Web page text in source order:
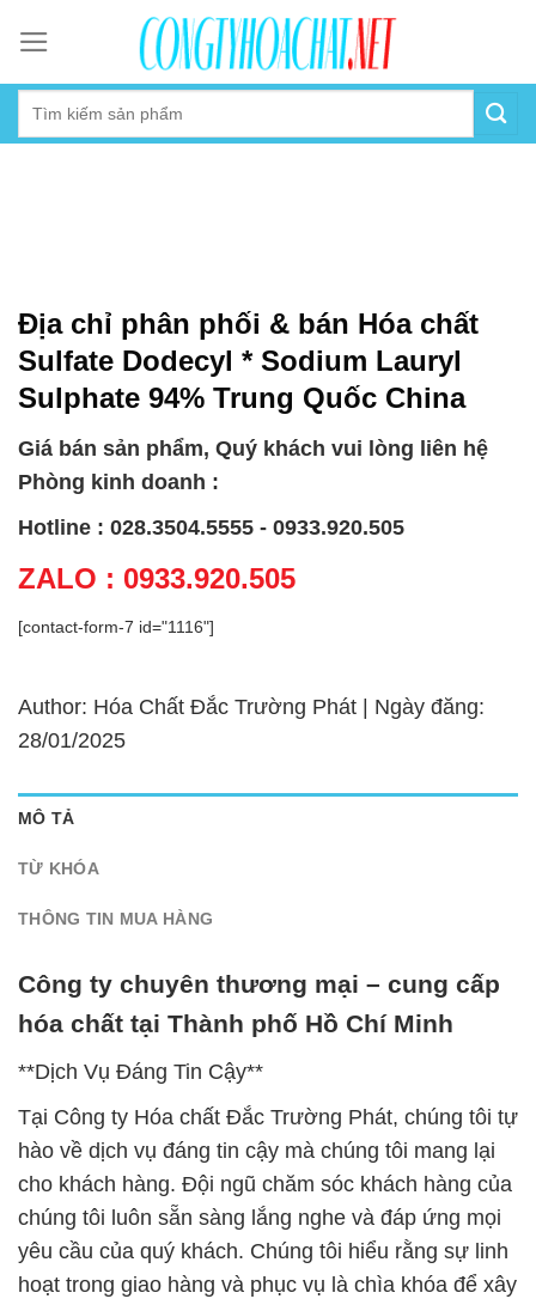
content
Địa chỉ phân phối & bán Hóa chất
Sulfate Dodecyl * Sodium Lauryl
Sulphate 94% Trung Quốc China
Giá bán sản phẩm, Quý khách vui lòng liên hệ
Phòng kinh doanh :
Hotline : 028.3504.5555 - 0933.920.505
ZALO : 0933.920.505
[contact-form-7 id="1116"]
Author: Hóa Chất Đắc Trường Phát | Ngày đăng:
28/01/2025
MÔ TẢ
TỪ KHÓA
THÔNG TIN MUA HÀNG
Công ty chuyên thương mại – cung cấp
hóa chất tại Thành phố Hồ Chí Minh
**Dịch Vụ Đáng Tin Cậy**
Tại Công ty Hóa chất Đắc Trường Phát, chúng tôi tự
hào về dịch vụ đáng tin cậy mà chúng tôi mang lại
cho khách hàng. Đội ngũ chăm sóc khách hàng của
chúng tôi luôn sẵn sàng lắng nghe và đáp ứng mọi
yêu cầu của quý khách. Chúng tôi hiểu rằng sự linh
hoạt trong giao hàng và phục vụ là chìa khóa để xây